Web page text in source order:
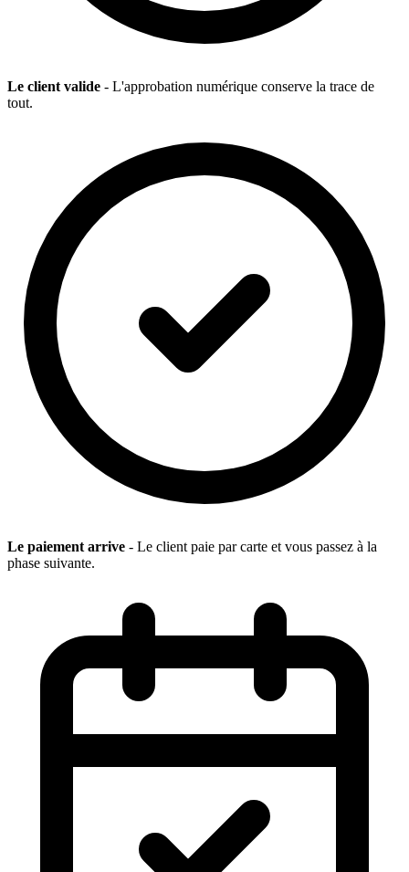
Le client valide - L'approbation numérique conserve la trace de
tout.
Le paiement arrive - Le client paie par carte et vous passez à la
phase suivante.